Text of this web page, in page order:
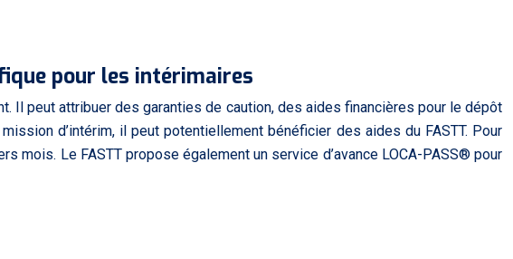
pour les intérimaires
Il peut attribuer des garanties de caution, des aides financières pour le dépôt
d’intérim, il peut potentiellement bénéficier des aides du FASTT. Pour
mois. Le FASTT propose également un service d’avance LOCA-PASS® pour